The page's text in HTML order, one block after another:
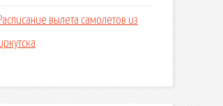
вылета самолетов из